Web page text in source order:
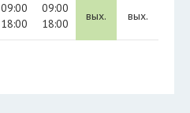
09:00
18:00
09:00
18:00
вых. вых.